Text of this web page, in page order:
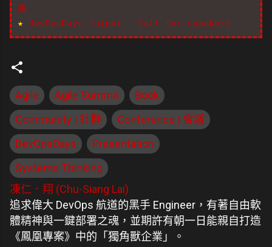
庫
★ DevOpsDays Taipei - Call for speakers
Agile Agile Summit
Book
Community | 社群
Conference | 會議
DevOpsDays
Presentation
Systems Thinking
凍仁．翔 (Chu-Siang Lai)
追求偉大 DevOps 航道的黑手 Engineer，有著自由軟
體精神與一鍵部署之魂，並期許有朝一日能親自打造
《鳳凰專案》中的「獨角獸企業」。